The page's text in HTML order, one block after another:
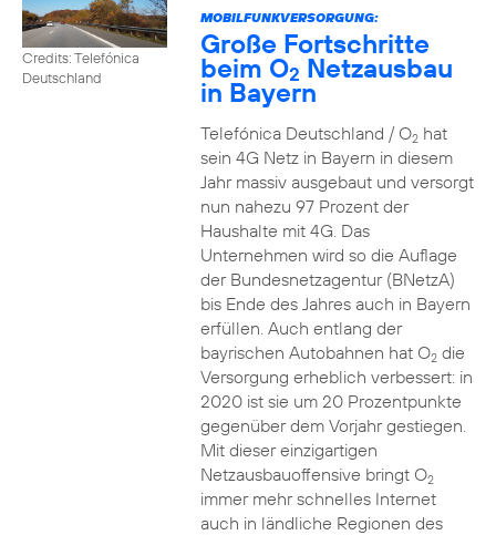
Credits: Telefónica
Deutschland
MOBILFUNKVERSORGUNG:
Große Fortschritte
beim O2 Netzausbau
in Bayern
Telefónica Deutschland / O2hat
sein 4G Netz in Bayern in diesem
Jahr massiv ausgebaut und versorgt
nun nahezu 97 Prozent der
Haushalte mit 4G. Das
Unternehmen wird so die Auflage
der Bundesnetzagentur (BNetzA)
bis Ende des Jahres auch in Bayern
erfüllen. Auch entlang der
bayrischen Autobahnen hat O2die
Versorgung erheblich verbessert: in
2020 ist sie um 20 Prozentpunkte
gegenüber dem Vorjahr gestiegen.
Mit dieser einzigartigen
Netzausbauoffensive bringt O2
immer mehr schnelles Internet
auch in ländliche Regionen des